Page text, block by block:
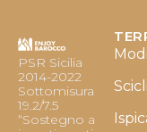
PSR Sicilia
2014-2022
Sottomisura
19.2/7.5
“Sostegno a
Scicli